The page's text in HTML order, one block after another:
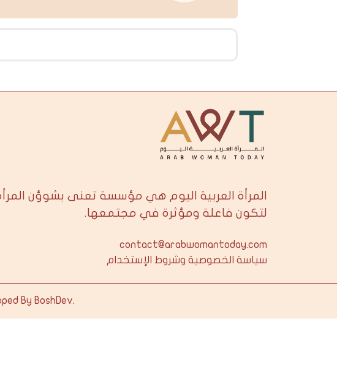
المرأة العربية اليوم هي مؤسسة تعنى بشوؤن
لتكون فاعلة ومؤثرة في مجتمعها.
contact@arabwomantoday.com
سياسة الخصوصية وشروط الإستخدام
By BoshDev.